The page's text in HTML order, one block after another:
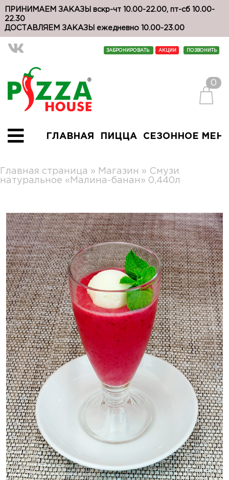
ПРИНИМАЕМ ЗАКАЗЫ вскр-чт 10.00-22.00, пт-сб 10.00-
22.30
ДОСТАВЛЯЕМ ЗАКАЗЫ ежедневно 10.00-23.00
ЗАБРОНИРОВАТЬ АКЦИИ ПОЗВОНИТЬ
0
ГЛАВНАЯ ПИЦЦА СЕЗОННОЕ
Главная страница » Магазин » Смузи
натуральное «Малина-банан» 0,440л